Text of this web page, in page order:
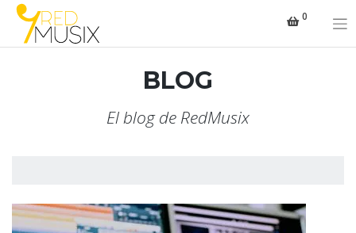
Saltar
contenido
0
BLOG
El blog de RedMusix